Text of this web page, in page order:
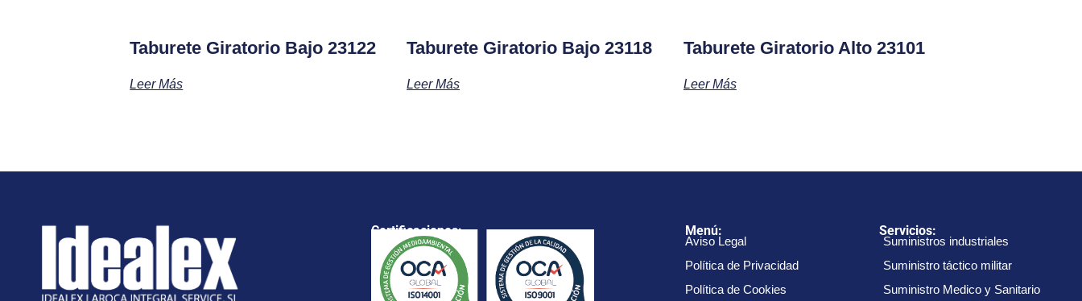
Taburete Giratorio Bajo 23122
Leer Más
Taburete Giratorio Bajo 23118
Leer Más
Taburete Giratorio Alto 23101
Leer Más
Certificaciones: Menú:
Aviso Legal
Política de Privacidad
Política de Cookies
Servicios:
Suministros industriales
Suministro táctico militar
Suministro Medico y Sanitario